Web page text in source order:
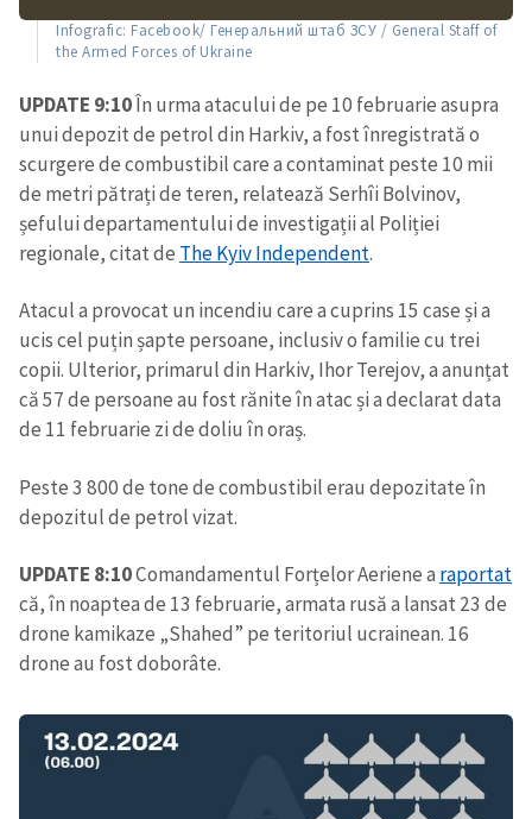
Infografic: Facebook/ Генеральний штаб ЗСУ / General Staff of
the Armed Forces of Ukraine
UPDATE 9:10În urma atacului de pe 10 februarie asupra
unui depozit de petrol din Harkiv, a fost înregistrată o
scurgere de combustibil care a contaminat peste 10 mii
de metri pătrați de teren, relatează Serhîi Bolvinov,
șefului departamentului de investigații al Poliției
regionale, citat de The Kyiv Independent.
Atacul a provocat un incendiu care a cuprins 15 case și a
ucis cel puțin șapte persoane, inclusiv o familie cu trei
copii. Ulterior, primarul din Harkiv, Ihor Terejov, a anunțat
că 57 de persoane au fost rănite în atac și a declarat data
de 11 februarie zi de doliu în oraș.
Peste 3 800 de tone de combustibil erau depozitate în
depozitul de petrol vizat.
UPDATE 8:10Comandamentul Forțelor Aeriene a raportat
că, în noaptea de 13 februarie, armata rusă a lansat 23 de
drone kamikaze „Shahed” pe teritoriul ucrainean. 16
drone au fost doborâte.